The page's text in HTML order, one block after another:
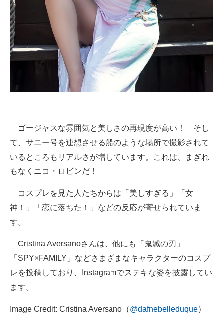
ゴージャスな雰囲気と美しさの再現度が高い！ そし
て、サニー号を連想させる船のような場所で撮影されて
いるところもリアルさが増しています。これは、まぎれ
もなくニコ・ロビンだ！
コスプレを見た人たちからは「美しすぎる」「女
神！」「恋に落ちた！」などの反応が寄せられていま
す。
Cristina Aversanoさんは、他にも「鬼滅の刃」
「SPY×FAMILY」などさまざまなキャラクターのコスプ
レを投稿しており、Instagramでステキな姿を披露してい
ます。
Image Credit: Cristina Aversano（@dafnebelleduque）